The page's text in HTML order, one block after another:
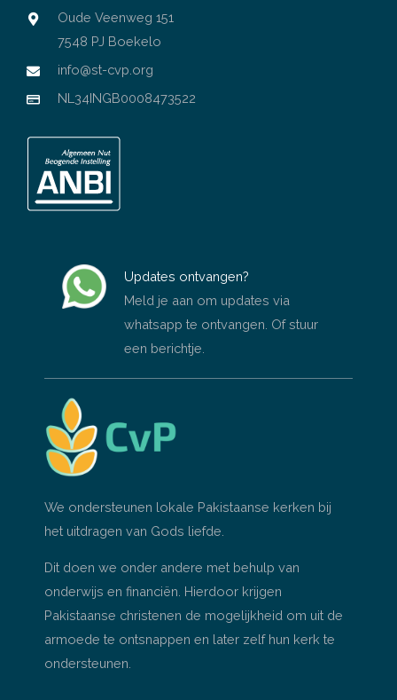
Oude Veenweg 151
7548 PJ Boekelo
info@st-cvp.org
NL34INGB0008473522
Updates ontvangen?
Meld je aan om updates via
whatsapp te ontvangen. Of stuur
een berichtje.
We ondersteunen lokale Pakistaanse kerken bij
het uitdragen van Gods liefde.
Dit doen we onder andere met behulp van
onderwijs en financiën. Hierdoor krijgen
Pakistaanse christenen de mogelijkheid om uit de
armoede te ontsnappen en later zelf hun kerk te
ondersteunen.